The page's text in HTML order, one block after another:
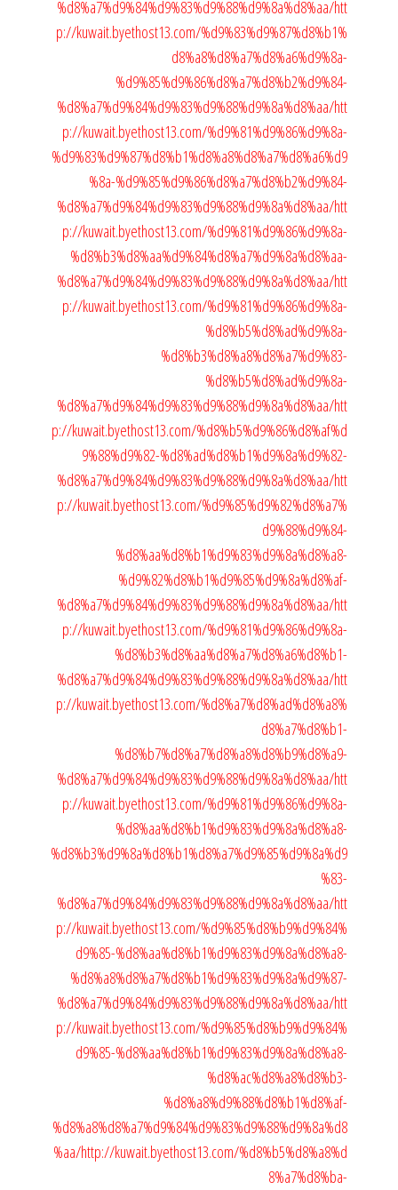
%d8%a7%d9%84%d9%83%d9%88%d9%8a%d8%aa/htt
p://kuwait.byethost13.com/%d9%83%d9%87%d8%b1%
d8%a8%d8%a7%d8%a6%d9%8a-
%d9%85%d9%86%d8%a7%d8%b2%d9%84-
%d8%a7%d9%84%d9%83%d9%88%d9%8a%d8%aa/htt
p://kuwait.byethost13.com/%d9%81%d9%86%d9%8a-
%d9%83%d9%87%d8%b1%d8%a8%d8%a7%d8%a6%d9
%8a-%d9%85%d9%86%d8%a7%d8%b2%d9%84-
%d8%a7%d9%84%d9%83%d9%88%d9%8a%d8%aa/htt
p://kuwait.byethost13.com/%d9%81%d9%86%d9%8a-
%d8%b3%d8%aa%d9%84%d8%a7%d9%8a%d8%aa-
%d8%a7%d9%84%d9%83%d9%88%d9%8a%d8%aa/htt
p://kuwait.byethost13.com/%d9%81%d9%86%d9%8a-
%d8%b5%d8%ad%d9%8a-
%d8%b3%d8%a8%d8%a7%d9%83-
%d8%b5%d8%ad%d9%8a-
%d8%a7%d9%84%d9%83%d9%88%d9%8a%d8%aa/htt
p://kuwait.byethost13.com/%d8%b5%d9%86%d8%af%d
9%88%d9%82-%d8%ad%d8%b1%d9%8a%d9%82-
%d8%a7%d9%84%d9%83%d9%88%d9%8a%d8%aa/htt
p://kuwait.byethost13.com/%d9%85%d9%82%d8%a7%
d9%88%d9%84-
%d8%aa%d8%b1%d9%83%d9%8a%d8%a8-
%d9%82%d8%b1%d9%85%d9%8a%d8%af-
%d8%a7%d9%84%d9%83%d9%88%d9%8a%d8%aa/htt
p://kuwait.byethost13.com/%d9%81%d9%86%d9%8a-
%d8%b3%d8%aa%d8%a7%d8%a6%d8%b1-
%d8%a7%d9%84%d9%83%d9%88%d9%8a%d8%aa/htt
p://kuwait.byethost13.com/%d8%a7%d8%ad%d8%a8%
d8%a7%d8%b1-
%d8%b7%d8%a7%d8%a8%d8%b9%d8%a9-
%d8%a7%d9%84%d9%83%d9%88%d9%8a%d8%aa/htt
p://kuwait.byethost13.com/%d9%81%d9%86%d9%8a-
%d8%aa%d8%b1%d9%83%d9%8a%d8%a8-
%d8%b3%d9%8a%d8%b1%d8%a7%d9%85%d9%8a%d9
%83-
%d8%a7%d9%84%d9%83%d9%88%d9%8a%d8%aa/htt
p://kuwait.byethost13.com/%d9%85%d8%b9%d9%84%
d9%85-%d8%aa%d8%b1%d9%83%d9%8a%d8%a8-
%d8%a8%d8%a7%d8%b1%d9%83%d9%8a%d9%87-
%d8%a7%d9%84%d9%83%d9%88%d9%8a%d8%aa/htt
p://kuwait.byethost13.com/%d9%85%d8%b9%d9%84%
d9%85-%d8%aa%d8%b1%d9%83%d9%8a%d8%a8-
%d8%ac%d8%a8%d8%b3-
%d8%a8%d9%88%d8%b1%d8%af-
%d8%a8%d8%a7%d9%84%d9%83%d9%88%d9%8a%d8
%aa/http://kuwait.byethost13.com/%d8%b5%d8%a8%d
8%a7%d8%ba-